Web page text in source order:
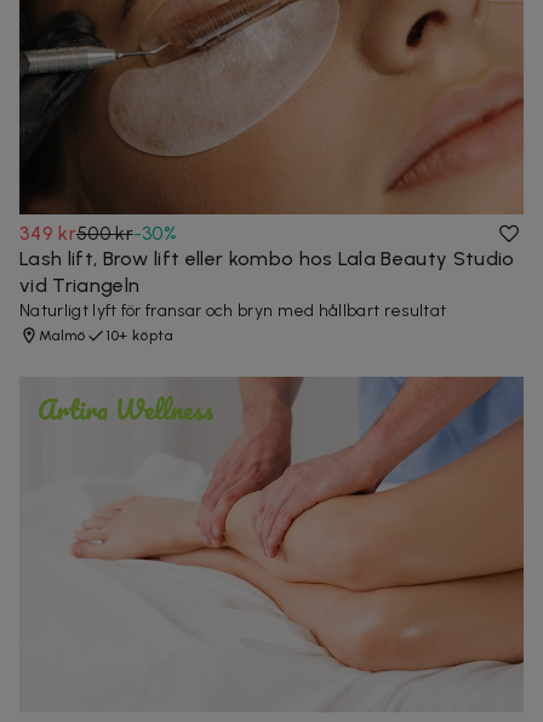
349 kr500 kr-30%
Lash lift, Brow lift eller kombo hos Lala Beauty Studio
vid Triangeln
Naturligt lyft för fransar och bryn med hållbart resultat
Malmö 10+ köpta